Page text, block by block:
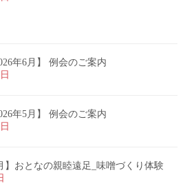
年6月】 例会のご案内
年5月】 例会のご案内
】おとなの親睦遠足_味噌づくり体験